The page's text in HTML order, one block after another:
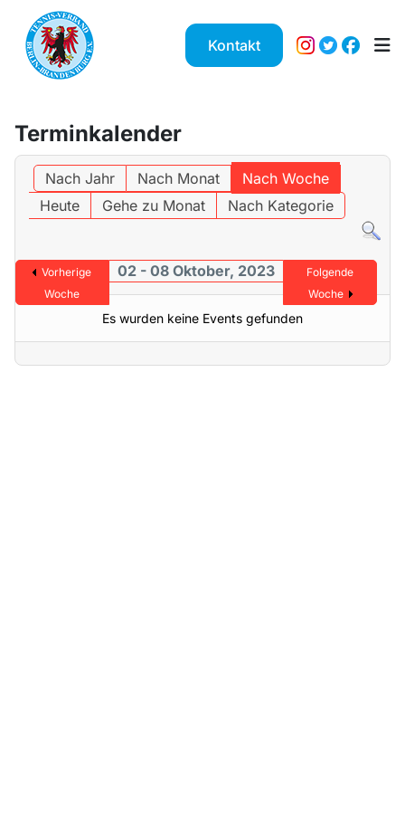
Kontakt
Terminkalender
Nach Jahr Nach Monat
Nach Woche
Heute
Gehe zu Monat Nach Kategorie
Vorherige
Woche
02 - 08 Oktober, 2023
Folgende
Woche
Es wurden keine Events gefunden